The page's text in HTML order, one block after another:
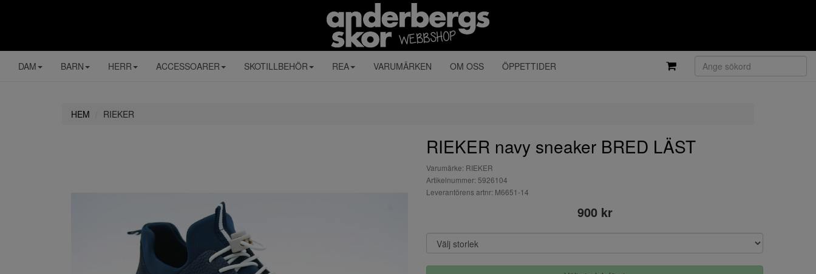
DAM BARN HERR ACCESSOARER SKOTILLBEHÖR REA VARUMÄRKEN OM OSS ÖPPETTIDER
HEM RIEKER
RIEKER navy sneaker BRED LÄST
Varumärke: RIEKER
Artikelnummer: 5926104
Leverantörens artnr: M6651-14
900 kr